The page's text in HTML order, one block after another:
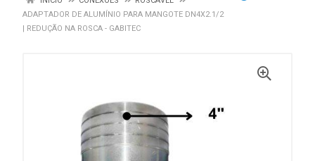
ADAPTADOR DE ALUMÍNIO PARA MANGOTE DN4X2.1/2
| REDUÇÃO NA ROSCA - GABITEC